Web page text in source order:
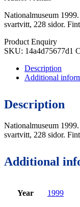
Nationalmuseum
svartvitt, 228 sidor.
Product Enquiry
SKU: 14a4d75677d1
Description
Additional
Description
Nationalmuseum
svartvitt, 228 sidor.
Additional
Year 1999